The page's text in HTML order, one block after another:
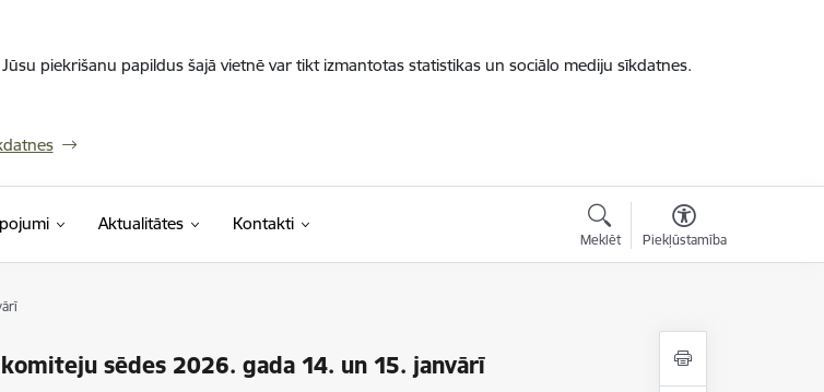
piekrišanu papildus šajā vietnē var tikt izmantotas statistikas un sociālo mediju sīkdatnes.
Aktualitātes Kontakti
Meklēt Piekļūstamība
sēdes 2026. gada 14. un 15. janvārī